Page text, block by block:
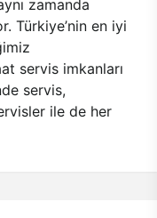
zamanda
Türkiye’nin en iyi
servis imkanları
servis,
ile de her